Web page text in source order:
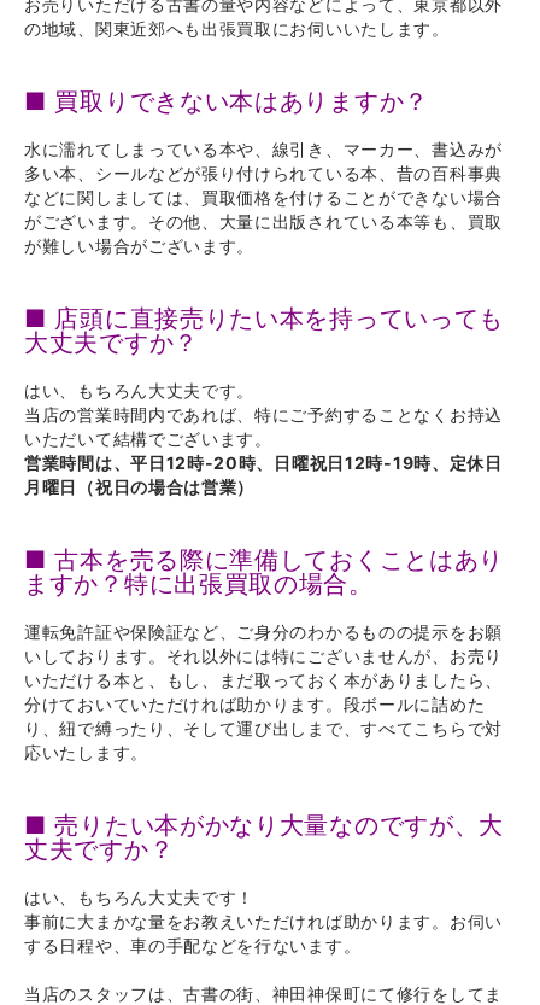
お売りいただける古書の量や内容などによって、東京都以外
の地域、関東近郊へも出張買取にお伺いいたします。
■ 買取りできない本はありますか？
水に濡れてしまっている本や、線引き、マーカー、書込みが
多い本、シールなどが張り付けられている本、昔の百科事典
などに関しましては、買取価格を付けることができない場合
がございます。その他、大量に出版されている本等も、買取
が難しい場合がございます。
■ 店頭に直接売りたい本を持っていっても
大丈夫ですか？
はい、もちろん大丈夫です。
当店の営業時間内であれば、特にご予約することなくお持込
いただいて結構でございます。
営業時間は、平日12時-20時、日曜祝日12時-19時、定休日
月曜日（祝日の場合は営業）
■ 古本を売る際に準備しておくことはあり
ますか？特に出張買取の場合。
運転免許証や保険証など、ご身分のわかるものの提示をお願
いしております。それ以外には特にございませんが、お売り
いただける本と、もし、まだ取っておく本がありましたら、
分けておいていただければ助かります。段ボールに詰めた
り、紐で縛ったり、そして運び出しまで、すべてこちらで対
応いたします。
■ 売りたい本がかなり大量なのですが、大
丈夫ですか？
はい、もちろん大丈夫です！
事前に大まかな量をお教えいただければ助かります。お伺い
する日程や、車の手配などを行ないます。
当店のスタッフは、古書の街、神田神保町にて修行をしてま